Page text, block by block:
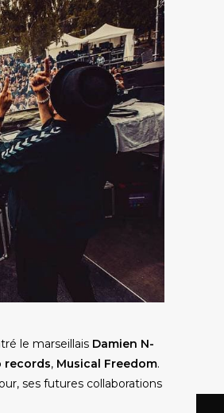
le marseillais Damien N-
records, Musical Freedom.
ses futures collaborations